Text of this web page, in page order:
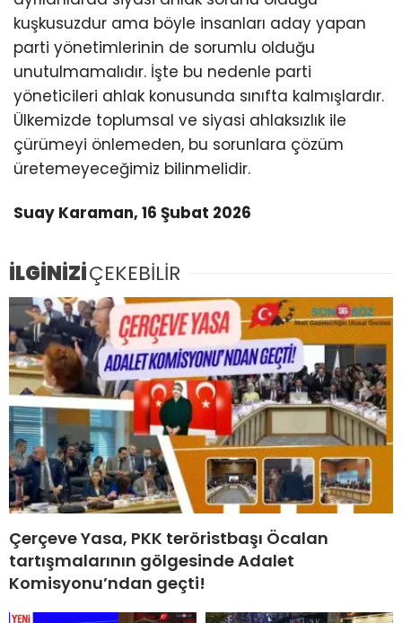
kuşkusuzdur ama böyle insanları aday yapan
parti yönetimlerinin de sorumlu olduğu
unutulmamalıdır. İşte bu nedenle parti
yöneticileri ahlak konusunda sınıfta kalmışlardır.
Ülkemizde toplumsal ve siyasi ahlaksızlık ile
çürümeyi önlemeden, bu sorunlara çözüm
üretemeyeceğimiz bilinmelidir.
Suay Karaman, 16 Şubat 2026
İLGİNİZİÇEKEBİLİR
Çerçeve Yasa, PKK teröristbaşı Öcalan
tartışmalarının gölgesinde Adalet
Komisyonu’ndan geçti!